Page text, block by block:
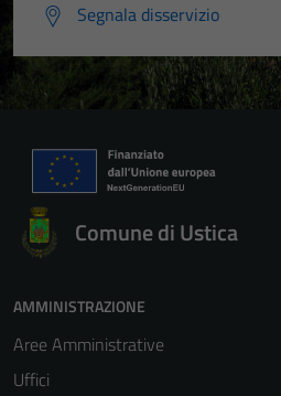
Segnala disservizio
Comune di Ustica
AMMINISTRAZIONE
Aree Amministrative
Uffici